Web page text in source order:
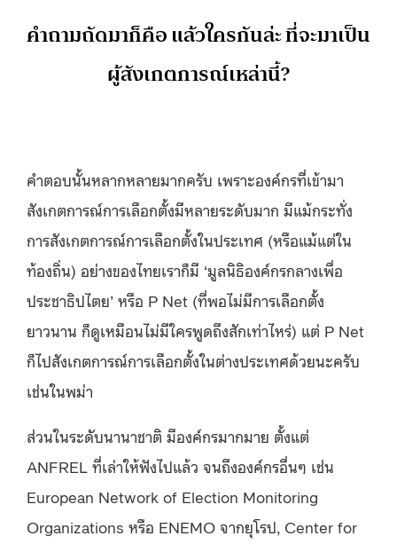
คำถามถัดมาก็คือ แล้วใครกันล่ะ ที่จะมาเป็น
ผู้สังเกตการณ์เหล่านี้?
คำตอบนั้นหลากหลายมากครับ เพราะองค์กรที่เข้ามา
สังเกตการณ์การเลือกตั้งมีหลายระดับมาก มีแม้กระทั่ง
การสังเกตการณ์การเลือกตั้งในประเทศ (หรือแม้แต่ใน
ท้องถิ่น) อย่างของไทยเราก็มี ‘มูลนิธิองค์กรกลางเพื่อ
ประชาธิปไตย’ หรือ P Net (ที่พอไม่มีการเลือกตั้ง
ยาวนาน ก็ดูเหมือนไม่มีใครพูดถึงสักเท่าไหร่) แต่ P Net
ก็ไปสังเกตการณ์การเลือกตั้งในต่างประเทศด้วยนะครับ
เช่นในพม่า
ส่วนในระดับนานาชาติ มีองค์กรมากมาย ตั้งแต่
ANFREL ที่เล่าให้ฟังไปแล้ว จนถึงองค์กรอื่นๆ เช่น
European Network of Election Monitoring
Organizations หรือ ENEMO จากยุโรป, Center for